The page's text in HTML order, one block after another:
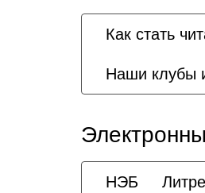
Как стать
Наши клубы
НЭБ